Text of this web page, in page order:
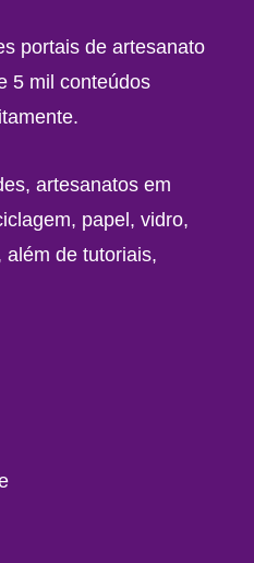
portais de artesanato
5 mil conteúdos
artesanatos em
papel, vidro,
além de tutoriais,